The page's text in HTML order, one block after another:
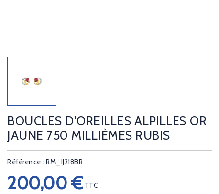
BOUCLES D'OREILLES ALPILLES OR
JAUNE 750 MILLIÈMES RUBIS
Référence : RM_IJ218BR
200,00 € TTC